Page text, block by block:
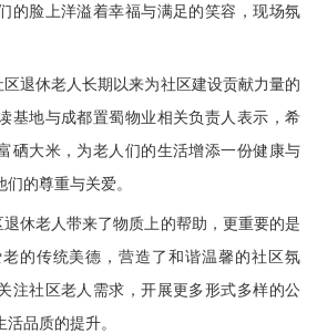
的脸上洋溢着幸福与满足的笑容，现场氛
退休老人长期以来为社区建设贡献力量的
基地与成都置蜀物业相关负责人表示，希
硒大米，为老人们的生活增添一份健康与
的尊重与关爱。
休老人带来了物质上的帮助，更重要的是
的传统美德，营造了和谐温馨的社区氛
注社区老人需求，开展更多形式多样的公
品质的提升。